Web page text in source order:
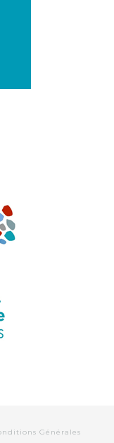
Générales